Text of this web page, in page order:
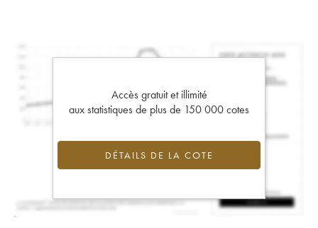
Accès gratuit et illimité
aux statistiques de plus de 150 000 cotes
DÉTAILS DE LA COTE